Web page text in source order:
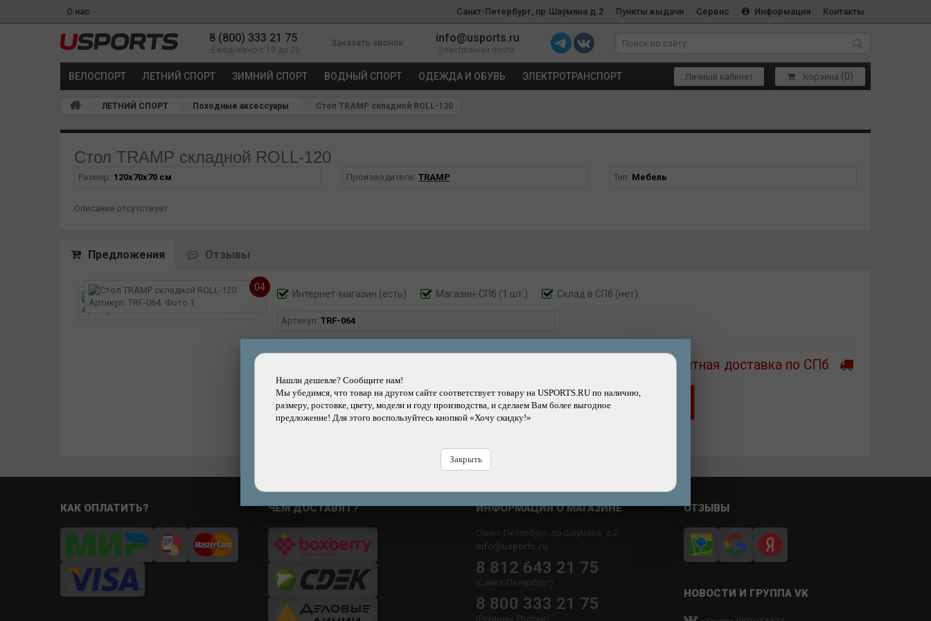
О нас Санкт-Петербург, пр.Шаумяна д.2 Пункты выдачи Сервис Информация Контакты
8 (800) 333 21 75
Ежедневно с 10 до 20
Заказать звонок info@usports.ru
Электронная почта
ВЕЛОСПОРТ ЛЕТНИЙ СПОРТ ЗИМНИЙ СПОРТ ВОДНЫЙ СПОРТ ОДЕЖДА И ОБУВЬ ЭЛЕКТРОТРАНСПОРТ Личный кабинет Корзина (0)
ЛЕТНИЙ СПОРТ Походные аксессуары Стол TRAMP складной ROLL-120
Стол TRAMP складной ROLL-120
Размер: 120x70x70 см Производитель: TRAMP Тип: Мебель
Описание отсутствует
Предложения Отзывы
04
Интернет-магазин (есть) Магазин-СПб (1 шт.) Склад в СПб (нет)
Артикул: TRF-064
Бесплатная доставка по СПб
Нашли дешевле? Сообщите нам!
Мы убедимся, что товар на другом сайте соответствует товару на USPORTS.RU по наличию,
размеру, ростовке, цвету, модели и году производства, и сделаем Вам более выгодное
предложение! Для этого воспользуйтесь кнопкой «Хочу скидку!»
Закрыть
Добавить
в корзину
Купить
в кредит
Купить
в рассрочку
Быстрый
заказ
Хочу скидку!
Нашли дешевле?
КАК ОПЛАТИТЬ? ЧЕМ ДОСТАВЯТ? ИНФОРМАЦИЯ О МАГАЗИНЕ
Санкт-Петербург, пр.Шаумяна, д.2
info@usports.ru
8 812 643 21 75
(Санкт-Петербург)
8 800 333 21 75
(Регионы России)
ОТЗЫВЫ
НОВОСТИ И ГРУППА VK